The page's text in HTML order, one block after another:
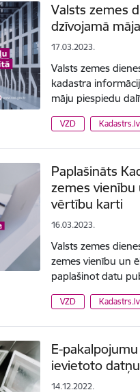
Valsts zemes
dzīvojamā
17.03.2023.
Valsts zemes
kadastra
māju piespiedu
VZD Kadastrs.lv
Paplašināts
zemes vienību
vērtību karti
16.03.2023.
Valsts zemes
zemes vienību un
paplašinot datu
VZD Kadastrs.lv
E-
ievietoto
14.12.2022.